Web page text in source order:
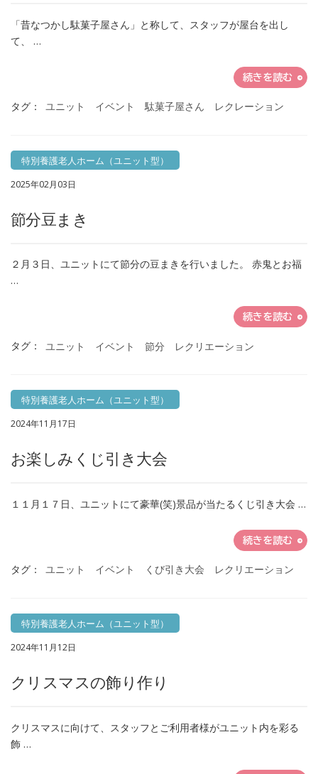
「昔なつかし駄菓子屋さん」と称して、スタッフが屋台を出し
て、 …
続きを読む
タグ： ユニット イベント 駄菓子屋さん レクレーション
特別養護老人ホーム（ユニット型）
2025年02月03日
節分豆まき
２月３日、ユニットにて節分の豆まきを行いました。 赤鬼とお福
…
続きを読む
タグ： ユニット イベント 節分 レクリエーション
特別養護老人ホーム（ユニット型）
2024年11月17日
お楽しみくじ引き大会
１１月１７日、ユニットにて豪華(笑)景品が当たるくじ引き大会 …
続きを読む
タグ： ユニット イベント くび引き大会 レクリエーション
特別養護老人ホーム（ユニット型）
2024年11月12日
クリスマスの飾り作り
クリスマスに向けて、スタッフとご利用者様がユニット内を彩る
飾 …